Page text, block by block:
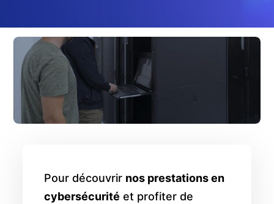
Pour découvrir nos prestations en
cybersécurité et profiter de